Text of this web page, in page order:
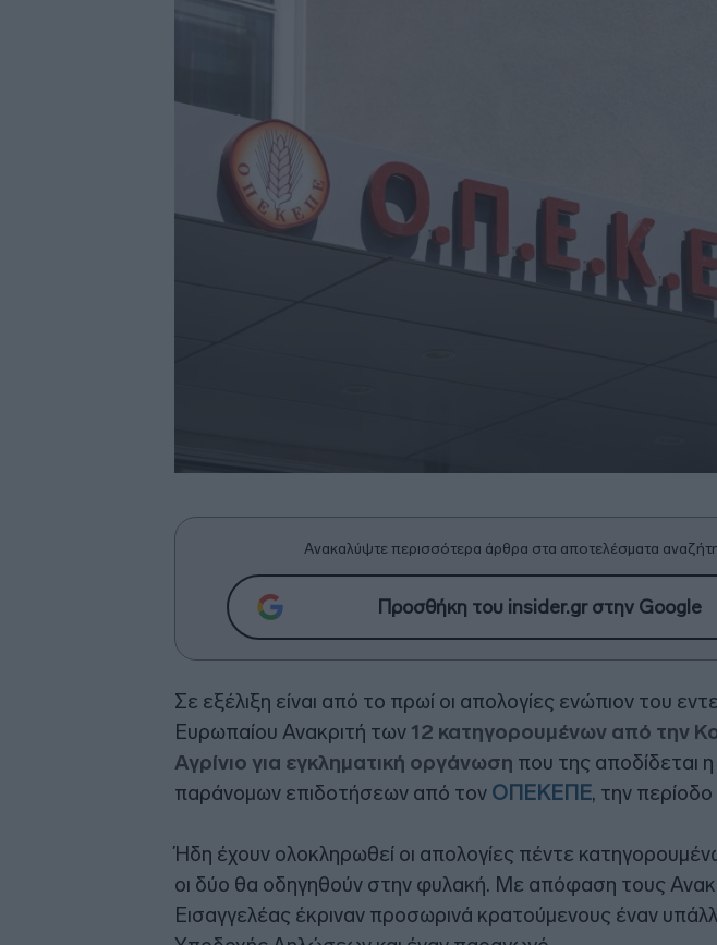
Ανακαλύψτε περισσότερα άρθρα στα αποτελέσματα
Προσθήκη του insider.gr στην Google
Σε εξέλιξη είναι από το πρωί οι απολογίες ενώπιον του
Ευρωπαίου Ανακριτή των 12 κατηγορουμένων από την
Αγρίνιο για εγκληματική οργάνωση που της αποδίδεται
παράνομων επιδοτήσεων από τον ΟΠΕΚΕΠΕ, την
Ήδη έχουν ολοκληρωθεί οι απολογίες πέντε
οι δύο θα οδηγηθούν στην φυλακή. Με απόφαση τους
Εισαγγελέας έκριναν προσωρινά κρατούμενους έναν